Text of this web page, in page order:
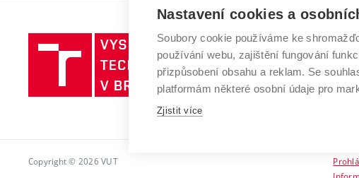
Vysoké
učení
technické
v
602
Copyright © 2026 VUT
Nastavení cookies a
Soubory cookie používáme ke
používání webu, zajištění fungování
přizpůsobení obsahu a reklam. Se
platformám některé osobní údaje pro
Zjistit více